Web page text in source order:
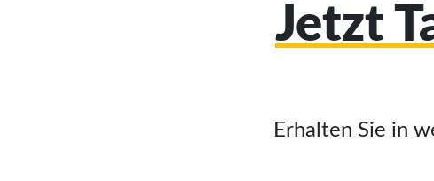
Jetzt
Erhalten Sie in